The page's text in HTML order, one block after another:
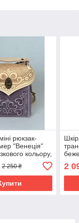
рюкзак-
"Венеція"
кольору,
2 250 ₴ 2